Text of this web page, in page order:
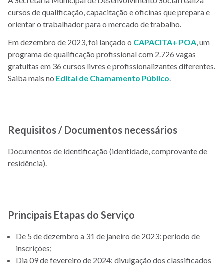
cursos de qualificação, capacitação e oficinas que prepara e
orientar o trabalhador para o mercado de trabalho.
Em dezembro de 2023, foi lançado o CAPACITA+ POA, um
programa de qualificação profissional com 2.726 vagas
gratuitas em 36 cursos livres e profissionalizantes diferentes.
Saiba mais no Edital de Chamamento Público.
Requisitos / Documentos necessários
Documentos de identificação (identidade, comprovante de
residência).
Principais Etapas do Serviço
De 5 de dezembro a 31 de janeiro de 2023: período de
inscrições;
Dia 09 de fevereiro de 2024: divulgação dos classificados